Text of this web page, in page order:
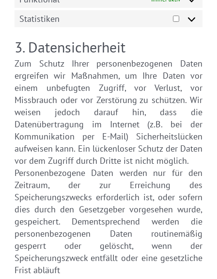
sonstiges
Statistiken
3. Datensicherheit
Zum Schutz Ihrer personenbezogenen Daten
ergreifen wir Maßnahmen, um Ihre Daten vor
einem unbefugten Zugriff, vor Verlust, vor
Missbrauch oder vor Zerstörung zu schützen. Wir
weisen jedoch darauf hin, dass die
Datenübertragung im Internet (z.B. bei der
Kommunikation per E-Mail) Sicherheitslücken
aufweisen kann. Ein lückenloser Schutz der Daten
vor dem Zugriff durch Dritte ist nicht möglich.
Personenbezogene Daten werden nur für den
Zeitraum, der zur Erreichung des
Speicherungszwecks erforderlich ist, oder sofern
dies durch den Gesetzgeber vorgesehen wurde,
gespeichert. Dementsprechend werden die
personenbezogenen Daten routinemäßig
gesperrt oder gelöscht, wenn der
Speicherungszweck entfällt oder eine gesetzliche
Frist abläuft